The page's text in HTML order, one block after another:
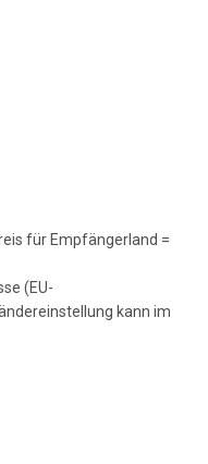
für Empfängerland =
(EU-
kann im